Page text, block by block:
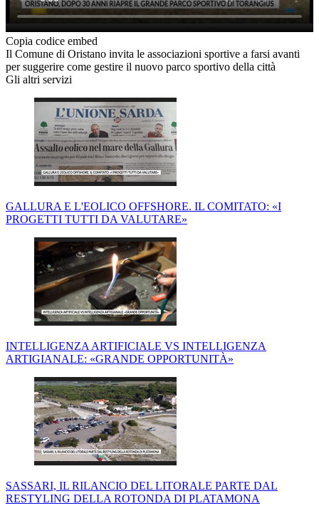
Copia codice embed
Il Comune di Oristano invita le associazioni sportive a farsi avanti
per suggerire come gestire il nuovo parco sportivo della città
Gli altri servizi
GALLURA E L'EOLICO OFFSHORE. IL COMITATO: «I
PROGETTI TUTTI DA VALUTARE»
INTELLIGENZA ARTIFICIALE VS INTELLIGENZA
ARTIGIANALE: «GRANDE OPPORTUNITÀ»
SASSARI, IL RILANCIO DEL LITORALE PARTE DAL
RESTYLING DELLA ROTONDA DI PLATAMONA